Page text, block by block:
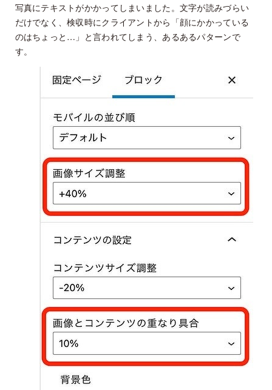
写真にテキストがかかってしまいました。文字が読みづらい
だけでなく、検収時にクライアントから「顔にかかっている
のはちょっと…」と言われてしまう、あるあるパターンで
す。